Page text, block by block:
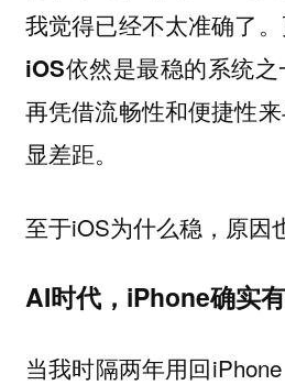
我觉得已经不太准确了
iOS依然是最稳的系统
再凭借流畅性和便捷性
显差距。
至于iOS为什么稳，原因
AI时代，iPhone确实
当我时隔两年用回